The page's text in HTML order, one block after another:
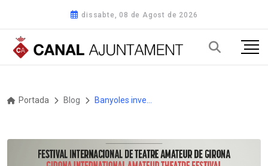
dissabte, 08 de Agost de 2026
Portada Blog